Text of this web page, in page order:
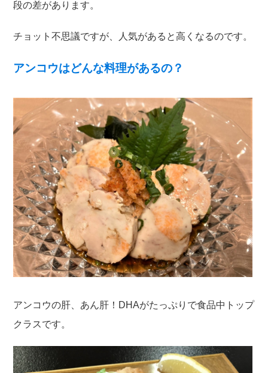
段の差があります。
チョット不思議ですが、人気があると高くなるのです。
アンコウはどんな料理があるの？
アンコウの肝、あん肝！DHAがたっぷりで食品中トップ
クラスです。